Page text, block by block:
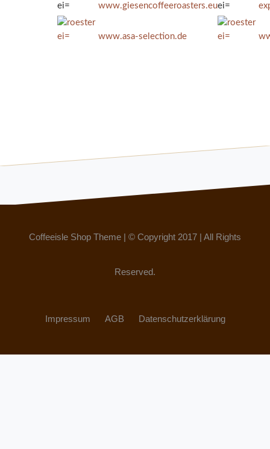
www.giesencoffeeroasters.eu
www.asa-selection.de
Coffeeisle Shop Theme | © Copyright 2017 | All Rights
Reserved.
Impressum AGB Datenschutzerklärung